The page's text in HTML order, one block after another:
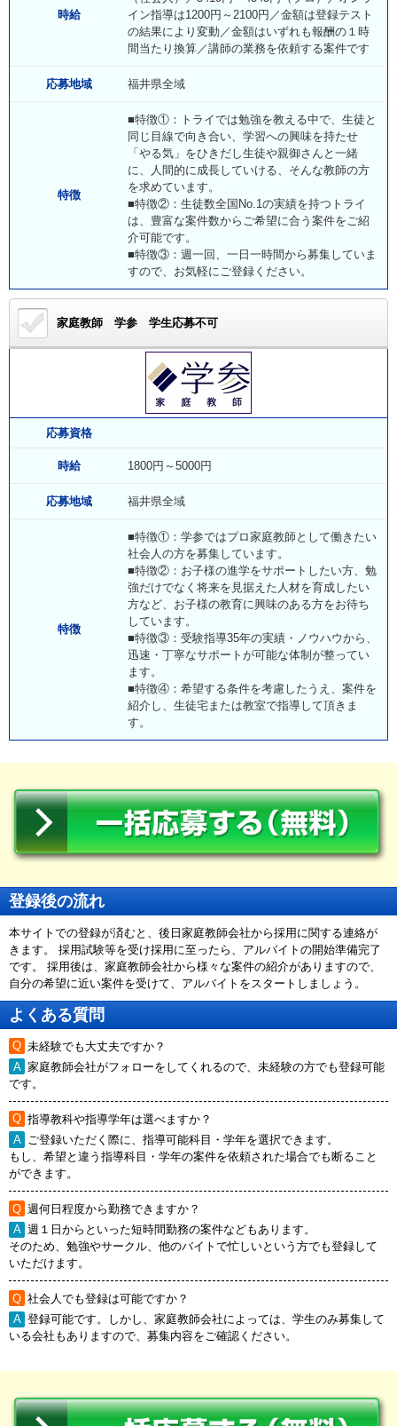
時給
イン指導は1200円～2100円／金額は登録テスト
の結果により変動／金額はいずれも報酬の１時
間当たり換算／講師の業務を依頼する案件です
応募地域 福井県全域
特徴
■特徴①：トライでは勉強を教える中で、生徒と
同じ目線で向き合い、学習への興味を持たせ
「やる気」をひきだし生徒や親御さんと一緒
に、人間的に成長していける、そんな教師の方
を求めています。
■特徴②：生徒数全国No.1の実績を持つトライ
は、豊富な案件数からご希望に合う案件をご紹
介可能です。
■特徴③：週一回、一日一時間から募集していま
すので、お気軽にご登録ください。
家庭教師 学参学生応募不可
応募資格
時給 1800円～5000円
応募地域 福井県全域
特徴
■特徴①：学参ではプロ家庭教師として働きたい
社会人の方を募集しています。
■特徴②：お子様の進学をサポートしたい方、勉
強だけでなく将来を見据えた人材を育成したい
方など、お子様の教育に興味のある方をお待ち
しています。
■特徴③：受験指導35年の実績・ノウハウから、
迅速・丁寧なサポートが可能な体制が整ってい
ます。
■特徴④：希望する条件を考慮したうえ、案件を
紹介し、生徒宅または教室で指導して頂きま
す。
登録後の流れ
本サイトでの登録が済むと、後日家庭教師会社から採用に関する連絡が
きます。 採用試験等を受け採用に至ったら、アルバイトの開始準備完了
です。 採用後は、家庭教師会社から様々な案件の紹介がありますので、
自分の希望に近い案件を受けて、アルバイトをスタートしましょう。
よくある質問
未経験でも大丈夫ですか？
家庭教師会社がフォローをしてくれるので、未経験の方でも登録可能
です。
指導教科や指導学年は選べますか？
ご登録いただく際に、指導可能科目・学年を選択できます。
もし、希望と違う指導科目・学年の案件を依頼された場合でも断ること
ができます。
週何日程度から勤務できますか？
週１日からといった短時間勤務の案件などもあります。
そのため、勉強やサークル、他のバイトで忙しいという方でも登録して
いただけます。
社会人でも登録は可能ですか？
登録可能です。しかし、家庭教師会社によっては、学生のみ募集して
いる会社もありますので、募集内容をご確認ください。